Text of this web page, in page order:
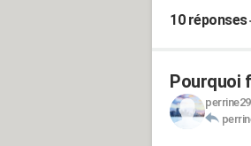
10 réponses
Pourquoi
perrine29